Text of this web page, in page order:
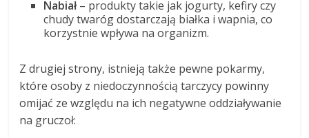
Nabiał– produkty takie jak jogurty, kefiry czy
chudy twaróg dostarczają białka i wapnia, co
korzystnie wpływa na organizm.
Z drugiej strony, istnieją także pewne pokarmy,
które osoby z niedoczynnością tarczycy powinny
omijać ze względu na ich negatywne oddziaływanie
na gruczoł: